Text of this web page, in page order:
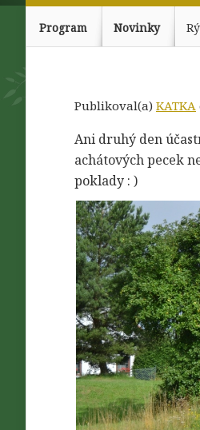
Program Novinky
Publikoval(a) KATKA
Ani druhý den
achátových pecek
poklady : )